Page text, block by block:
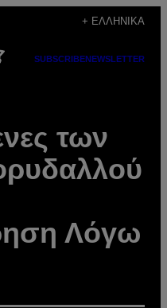
+ ΕΛΛΗΝΙΚΆ
SUBSCRIBENEWSLETTER
των
Λόγω